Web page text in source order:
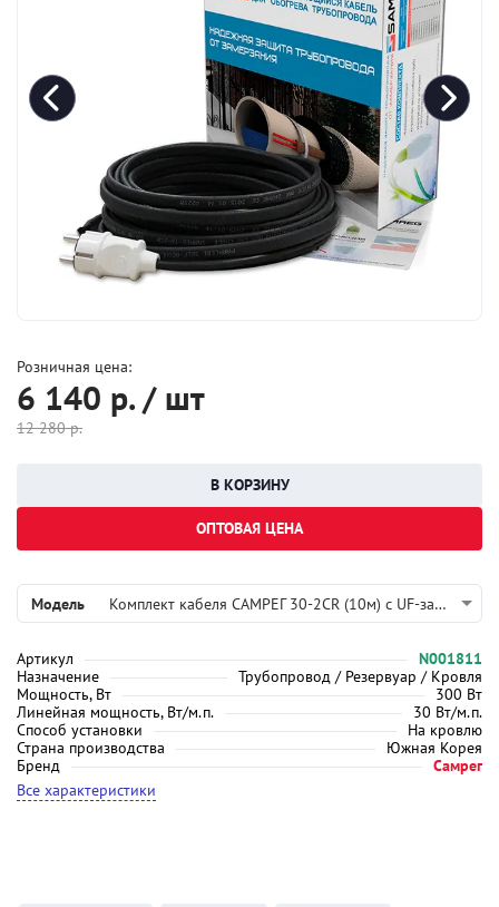
Модель Комплект кабеля САМРЕГ 30-2CR (10м) с UF-защитой
Артикул
N001811
Назначение
Трубопровод / Резервуар / Кровля
Мощность, Вт
300 Вт
Линейная мощность, Вт/м.п.
30 Вт/м.п.
Способ установки
На кровлю
Страна производства
Южная Корея
Бренд
Самрег
Все характеристики
Розничная цена:
6 140 р. / шт
12 280р.
ОПТОВАЯ ЦЕНА